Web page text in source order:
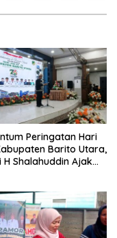
Peringatan Hari
Barito Utara,
H Shalahuddin Ajak